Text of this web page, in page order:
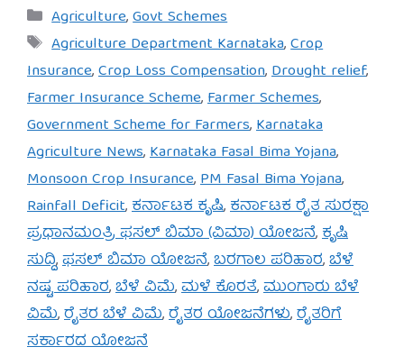
Categories
Agriculture,Govt Schemes
Tags
Agriculture Department Karnataka,Crop
Insurance,Crop Loss Compensation,Drought relief,
Farmer Insurance Scheme,Farmer Schemes,
Government Scheme for Farmers,Karnataka
Agriculture News,Karnataka Fasal Bima Yojana,
Monsoon Crop Insurance,PM Fasal Bima Yojana,
Rainfall Deficit,ಕರ್ನಾಟಕ ಕೃಷಿ,ಕರ್ನಾಟಕ ರೈತ ಸುರಕ್ಷಾ
ಪ್ರಧಾನಮಂತ್ರಿ ಫಸಲ್ ಬಿಮಾ (ವಿಮಾ) ಯೋಜನೆ,ಕೃಷಿ
ಸುದ್ದಿ,ಫಸಲ್ ಬಿಮಾ ಯೋಜನೆ,ಬರಗಾಲ ಪರಿಹಾರ,ಬೆಳೆ
ನಷ್ಟ ಪರಿಹಾರ,ಬೆಳೆ ವಿಮೆ,ಮಳೆ ಕೊರತೆ,ಮುಂಗಾರು ಬೆಳೆ
ವಿಮೆ,ರೈತರ ಬೆಳೆ ವಿಮೆ,ರೈತರ ಯೋಜನೆಗಳು,ರೈತರಿಗೆ
ಸರ್ಕಾರದ ಯೋಜನೆ